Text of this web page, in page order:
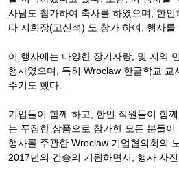
사님도 참가하여 축사를 하였으며, 한
타 지회장(고신석) 도 참가 하여, 행사를
이 행사에는 다양한 장기자랑, 및 지역
행사였으며, 특히 Wroclaw 한글학교 교
주기도 했다.
기업들이 함께 하고, 한인 직원들이 함
는 푸짐한 상품으로 참가한 모든 분들이
행사를 주관한 Wroclaw 기업협의회의
2017년의 건승의 기원하면서, 행사 사